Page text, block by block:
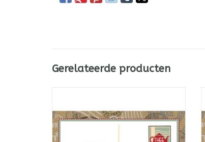
Gerelateerde producten
model. Perfect voor losse thee, tisanes en
specerijenmelanges. Fijnmazig.
TOEVOEGEN AAN WINKELWAGEN